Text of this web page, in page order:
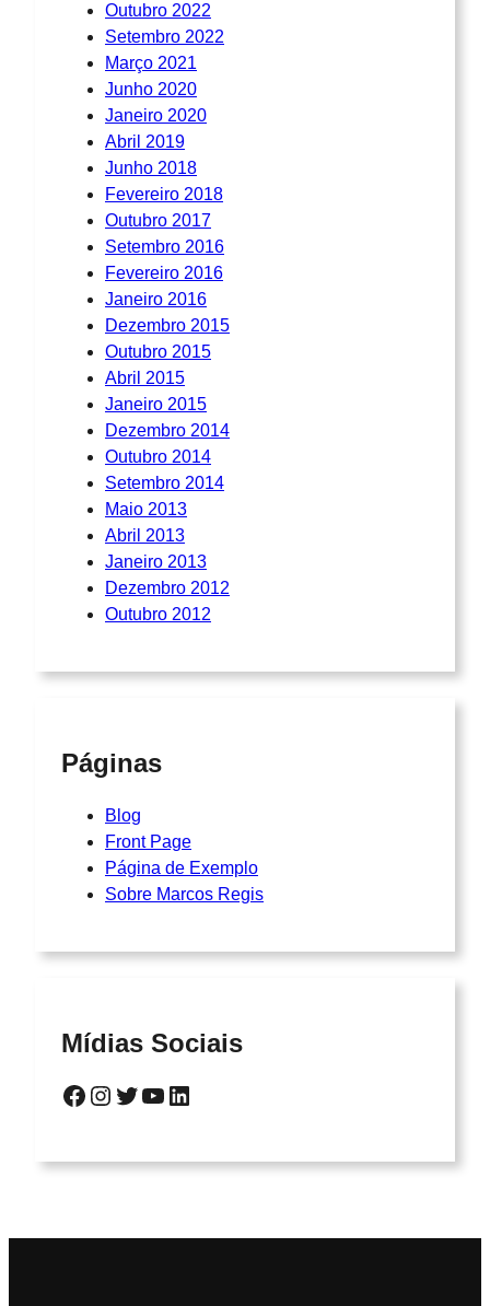
Outubro 2022
Setembro 2022
Março 2021
Junho 2020
Janeiro 2020
Abril 2019
Junho 2018
Fevereiro 2018
Outubro 2017
Setembro 2016
Fevereiro 2016
Janeiro 2016
Dezembro 2015
Outubro 2015
Abril 2015
Janeiro 2015
Dezembro 2014
Outubro 2014
Setembro 2014
Maio 2013
Abril 2013
Janeiro 2013
Dezembro 2012
Outubro 2012
Páginas
Blog
Front Page
Página de Exemplo
Sobre Marcos Regis
Mídias Sociais
Facebook Instagram Twitter YouTube LinkedIn